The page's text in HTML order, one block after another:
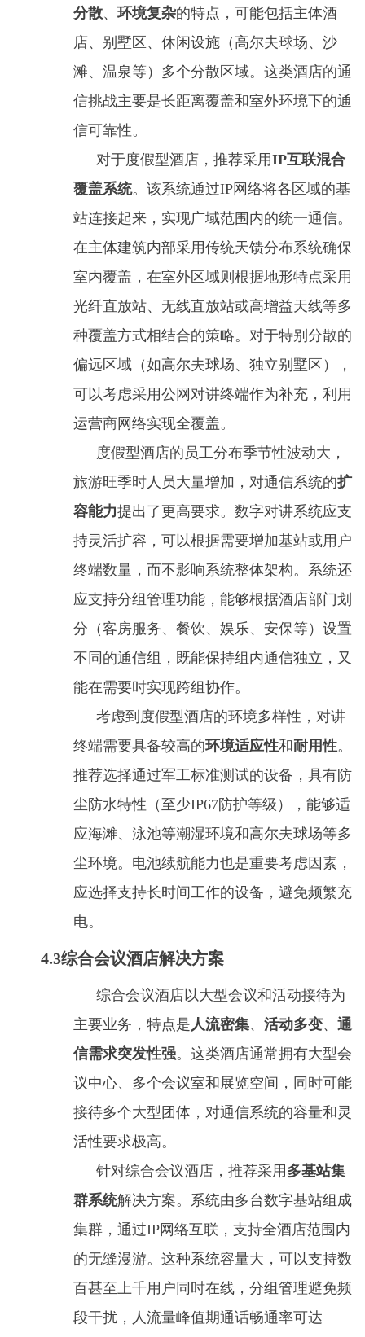
分散、 环境复杂的特点，可能包括主体酒
店、别墅区、休闲设施（高尔夫球场、沙
滩、温泉等）多个分散区域。这类酒店的通
信挑战主要是长距离覆盖和室外环境下的通
信可靠性。
对于度假型酒店，推荐采用IP互联混合
覆盖系统。该系统通过IP网络将各区域的基
站连接起来，实现广域范围内的统一通信。
在主体建筑内部采用传统天馈分布系统确保
室内覆盖，在室外区域则根据地形特点采用
光纤直放站、无线直放站或高增益天线等多
种覆盖方式相结合的策略。对于特别分散的
偏远区域（如高尔夫球场、独立别墅区），
可以考虑采用公网对讲终端作为补充，利用
运营商网络实现全覆盖。
度假型酒店的员工分布季节性波动大，
旅游旺季时人员大量增加，对通信系统的扩
容能力提出了更高要求。数字对讲系统应支
持灵活扩容，可以根据需要增加基站或用户
终端数量，而不影响系统整体架构。系统还
应支持分组管理功能，能够根据酒店部门划
分（客房服务、餐饮、娱乐、安保等）设置
不同的通信组，既能保持组内通信独立，又
能在需要时实现跨组协作。
考虑到度假型酒店的环境多样性，对讲
终端需要具备较高的环境适应性和耐用性。
推荐选择通过军工标准测试的设备，具有防
尘防水特性（至少IP67防护等级），能够适
应海滩、泳池等潮湿环境和高尔夫球场等多
尘环境。电池续航能力也是重要考虑因素，
应选择支持长时间工作的设备，避免频繁充
电。
4.3综合会议酒店解决方案
综合会议酒店以大型会议和活动接待为
主要业务，特点是 人流密集、 活动多变、 通
信需求突发性强。这类酒店通常拥有大型会
议中心、多个会议室和展览空间，同时可能
接待多个大型团体，对通信系统的容量和灵
活性要求极高。
针对综合会议酒店，推荐采用 多基站集
群系统解决方案。系统由多台数字基站组成
集群，通过IP网络互联，支持全酒店范围内
的无缝漫游。这种系统容量大，可以支持数
百甚至上千用户同时在线，分组管理避免频
段干扰，人流量峰值期通话畅通率可达